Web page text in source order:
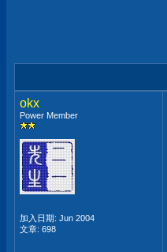
okx
Power Member
加入日期: Jun 2004
文章: 698